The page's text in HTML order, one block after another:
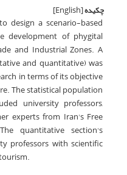
چکیده[English]
design a scenario-based
development of phygital
and Industrial Zones. A
and quantitative) was
in terms of its objective
The statistical population
university professors,
experts from Iran's Free
quantitative section's
professors with scientific